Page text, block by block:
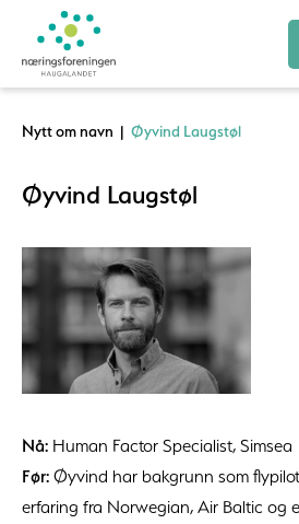
Nytt om navn | Øyvind Laugstøl
Øyvind Laugstøl
Nå: Human Factor Specialist, Simsea
Før: Øyvind har bakgrunn som
erfaring fra Norwegian, Air Baltic og